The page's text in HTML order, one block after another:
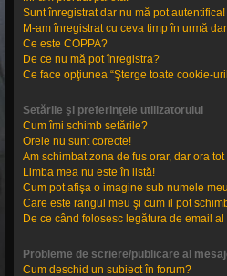
Sunt înregistrat dar nu mă pot autentifica!
M-am înregistrat cu ceva timp în urmă
Ce este COPPA?
De ce nu mă pot înregistra?
Ce face opţiunea “Şterge toate cookie-
Setările şi preferinţele utilizatorului
Cum îmi schimb setările?
Orele nu sunt corecte!
Am schimbat zona de fus orar, dar ora
Limba mea nu este în listă!
Cum pot afişa o imagine sub numele
Care este rangul meu şi cum il pot
De ce când folosesc legătura de email
Probleme de scriere/publicare al
Cum deschid un subiect în forum?